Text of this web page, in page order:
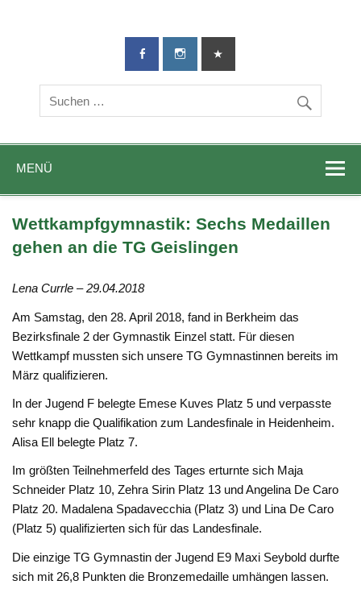
TG-Geislingen
DIE Sportadresse in Geislingen!
MENÜ
Wettkampfgymnastik: Sechs Medaillen
gehen an die TG Geislingen
Lena Currle – 29.04.2018
Am Samstag, den 28. April 2018, fand in Berkheim das
Bezirksfinale 2 der Gymnastik Einzel statt. Für diesen
Wettkampf mussten sich unsere TG Gymnastinnen bereits im
März qualifizieren.
In der Jugend F belegte Emese Kuves Platz 5 und verpasste
sehr knapp die Qualifikation zum Landesfinale in Heidenheim.
Alisa Ell belegte Platz 7.
Im größten Teilnehmerfeld des Tages erturnte sich Maja
Schneider Platz 10, Zehra Sirin Platz 13 und Angelina De Caro
Platz 20. Madalena Spadavecchia (Platz 3) und Lina De Caro
(Platz 5) qualifizierten sich für das Landesfinale.
Die einzige TG Gymnastin der Jugend E9 Maxi Seybold durfte
sich mit 26,8 Punkten die Bronzemedaille umhängen lassen.